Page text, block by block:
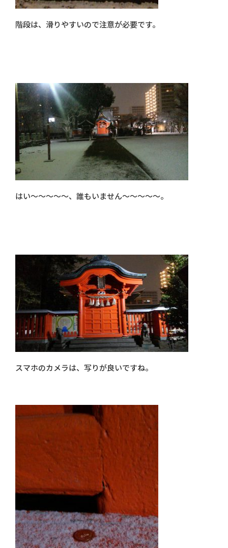
階段は、滑りやすいので注意が必要です。
はい～～～～～、誰もいません～～～～～。
スマホのカメラは、写りが良いですね。